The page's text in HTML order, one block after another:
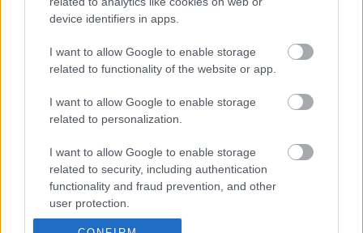
device identifiers in apps.
I want to allow Google to enable storage
related to functionality of the website or app.
I want to allow Google to enable storage
related to personalization.
I want to allow Google to enable storage
related to security, including authentication
functionality and fraud prevention, and other
user protection.
EdesenEgeszseges • 2013. július 01.
Kiss Orsolya receptje és fotója
Hozzávalók
-7dkg zabkorpa
-7dkg teljes kiőrlésű tönkölybúza liszt
-2 tojás
-15 dkg Nyírfacukor